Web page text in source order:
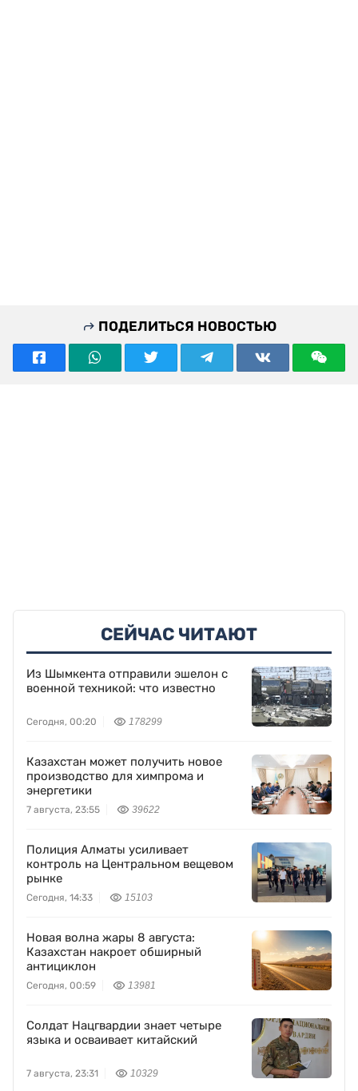
ПОДЕЛИТЬСЯ НОВОСТЬЮ
СЕЙЧАС ЧИТАЮТ
Из Шымкента отправили эшелон с
военной техникой: что известно
Сегодня, 00:20 178299
Казахстан может получить новое
производство для химпрома и
энергетики
7 августа, 23:55 39622
Полиция Алматы усиливает
контроль на Центральном вещевом
рынке
Сегодня, 14:33 15103
Новая волна жары 8 августа:
Казахстан накроет обширный
антициклон
Сегодня, 00:59 13981
Солдат Нацгвардии знает четыре
языка и осваивает китайский
7 августа, 23:31 10329